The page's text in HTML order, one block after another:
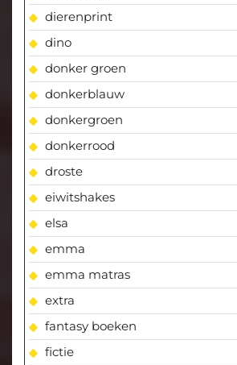
dierenprint
dino
donker groen
donkerblauw
donkergroen
donkerrood
droste
eiwitshakes
elsa
emma
emma matras
extra
fantasy boeken
fictie